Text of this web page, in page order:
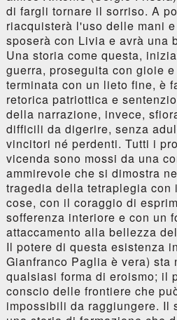
di fargli tornare il sorriso. A
riacquisterà l'uso delle mani
sposerà con Livia e avrà una
Una storia come questa,
guerra, proseguita con gioie
terminata con un lieto fine, è
retorica patriottica e
della narrazione, invece,
difficili da digerire, senza
vincitori né perdenti. Tutti i
vicenda sono mossi da una
ammirevole che si dimostra
tragedia della tetraplegia
cose, con il coraggio di
sofferenza interiore e con un
attaccamento alla bellezza
Il potere di questa esistenza
Gianfranco Paglia è vera) sta
qualsiasi forma di eroismo; il
conscio delle frontiere che
impossibili da raggiungere. Il